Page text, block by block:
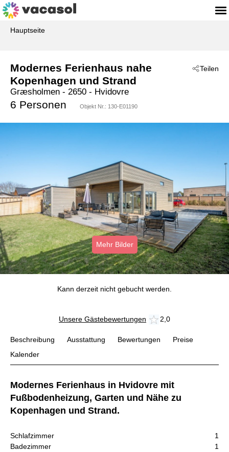
Hauptseite
Teilen
Modernes Ferienhaus nahe
Kopenhagen und Strand
Græsholmen - 2650 - Hvidovre
6 Personen Objekt Nr.: 130-E01190
Mehr Bilder
Kann derzeit nicht gebucht werden.
Unsere Gästebewertungen 2,0
Beschreibung Ausstattung Bewertungen
Preise
Kalender
Modernes Ferienhaus in Hvidovre mit
Fußbodenheizung, Garten und Nähe zu
Kopenhagen und Strand.
Schlafzimmer
1
Badezimmer
1